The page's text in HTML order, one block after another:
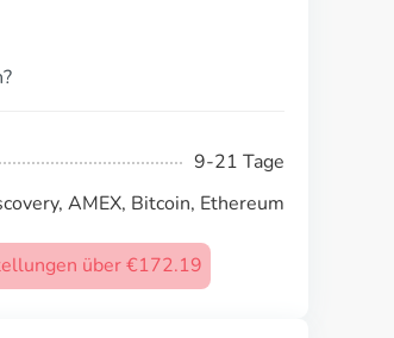
9-21 Tage
AMEX, Bitcoin, Ethereum
über €172.19